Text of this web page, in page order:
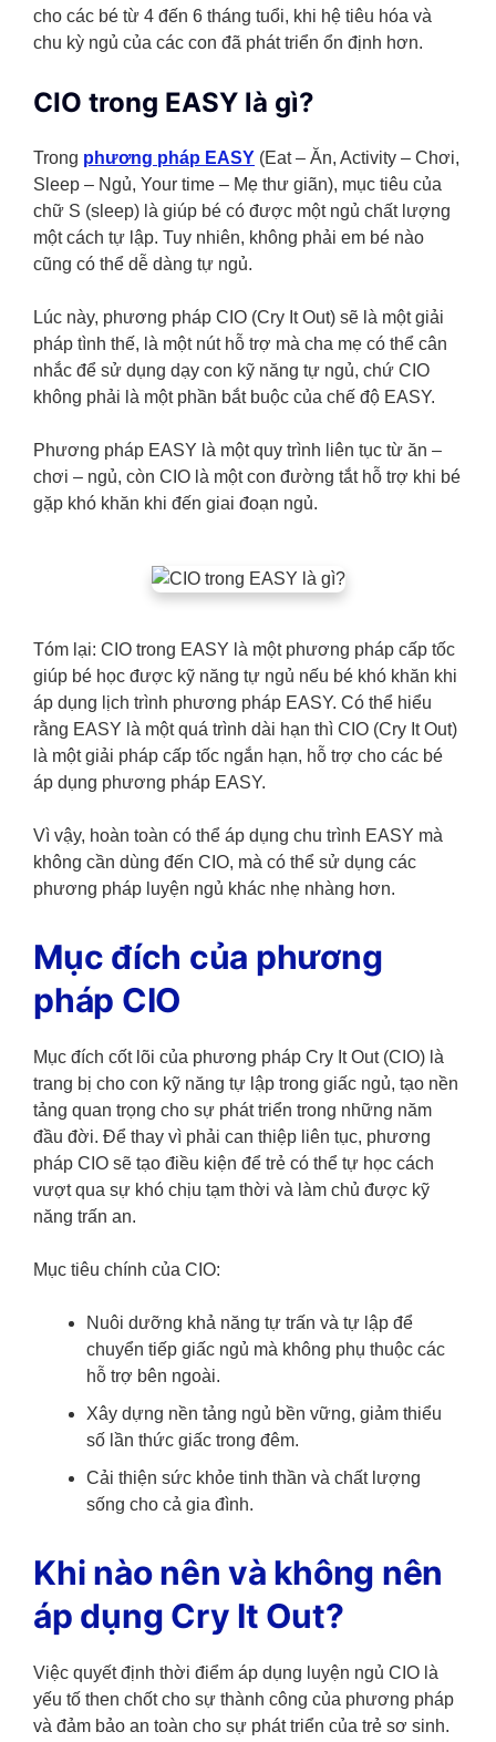
cho các bé từ 4 đến 6 tháng tuổi, khi hệ tiêu hóa và
chu kỳ ngủ của các con đã phát triển ổn định hơn.
CIO trong EASY là gì?
Trong phương pháp EASY (Eat – Ăn, Activity – Chơi,
Sleep – Ngủ, Your time – Mẹ thư giãn), mục tiêu của
chữ S (sleep) là giúp bé có được một ngủ chất lượng
một cách tự lập. Tuy nhiên, không phải em bé nào
cũng có thể dễ dàng tự ngủ.
Lúc này, phương pháp CIO (Cry It Out) sẽ là một giải
pháp tình thế, là một nút hỗ trợ mà cha mẹ có thể cân
nhắc để sử dụng dạy con kỹ năng tự ngủ, chứ CIO
không phải là một phần bắt buộc của chế độ EASY.
Phương pháp EASY là một quy trình liên tục từ ăn –
chơi – ngủ, còn CIO là một con đường tắt hỗ trợ khi bé
gặp khó khăn khi đến giai đoạn ngủ.
Tóm lại: CIO trong EASY là một phương pháp cấp tốc
giúp bé học được kỹ năng tự ngủ nếu bé khó khăn khi
áp dụng lịch trình phương pháp EASY. Có thể hiểu
rằng EASY là một quá trình dài hạn thì CIO (Cry It Out)
là một giải pháp cấp tốc ngắn hạn, hỗ trợ cho các bé
áp dụng phương pháp EASY.
Vì vậy, hoàn toàn có thể áp dụng chu trình EASY mà
không cần dùng đến CIO, mà có thể sử dụng các
phương pháp luyện ngủ khác nhẹ nhàng hơn.
Mục đích của phương
pháp CIO
Mục đích cốt lõi của phương pháp Cry It Out (CIO) là
trang bị cho con kỹ năng tự lập trong giấc ngủ, tạo nền
tảng quan trọng cho sự phát triển trong những năm
đầu đời. Để thay vì phải can thiệp liên tục, phương
pháp CIO sẽ tạo điều kiện để trẻ có thể tự học cách
vượt qua sự khó chịu tạm thời và làm chủ được kỹ
năng trấn an.
Mục tiêu chính của CIO:
Nuôi dưỡng khả năng tự trấn và tự lập để
chuyển tiếp giấc ngủ mà không phụ thuộc các
hỗ trợ bên ngoài.
Xây dựng nền tảng ngủ bền vững, giảm thiểu
số lần thức giấc trong đêm.
Cải thiện sức khỏe tinh thần và chất lượng
sống cho cả gia đình.
Khi nào nên và không nên
áp dụng Cry It Out?
Việc quyết định thời điểm áp dụng luyện ngủ CIO là
yếu tố then chốt cho sự thành công của phương pháp
và đảm bảo an toàn cho sự phát triển của trẻ sơ sinh.